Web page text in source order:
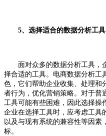
5、选择适合的数据分析工具
面对众多的数据分析工具，
择合适的工具。电商数据分析工
色，它们帮助企业收集、处理和
者行为，优化营销策略。对于普
工具可能有些困难，因此选择操
企业在选择工具时，应考虑工具
以及与现有系统的兼容性等因素
标。